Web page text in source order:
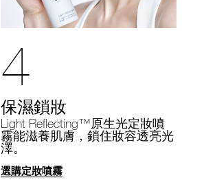
4
保濕鎖妝
Light Reflecting™原生光定妝噴
霧能滋養肌膚，鎖住妝容透亮光
澤。
選購定妝噴霧